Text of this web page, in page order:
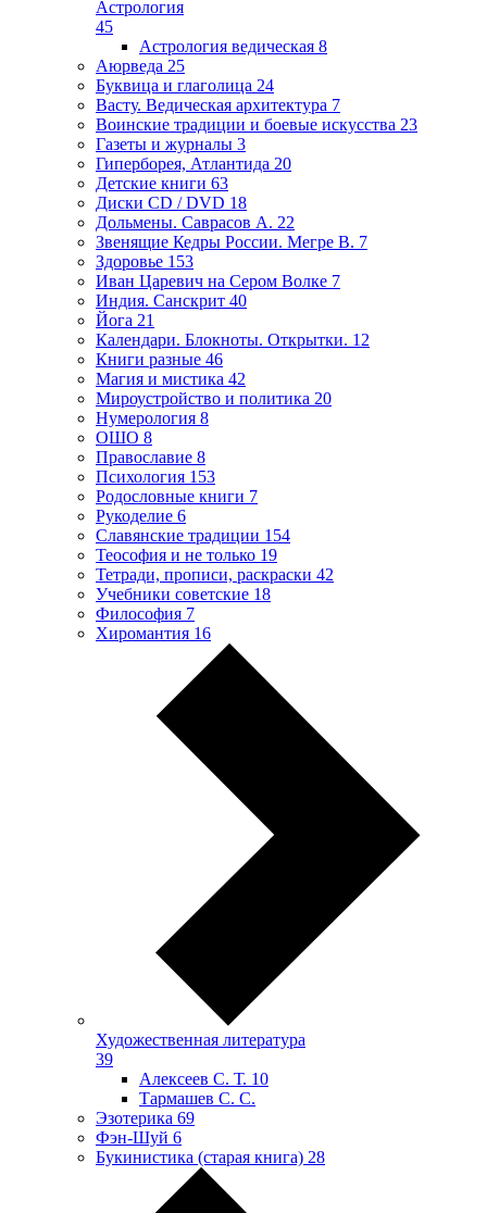
Астрология
45
Астрология ведическая 8
Аюрведа 25
Буквица и глаголица 24
Васту. Ведическая архитектура 7
Воинские традиции и боевые искусства 23
Газеты и журналы 3
Гиперборея, Атлантида 20
Детские книги 63
Диски CD / DVD 18
Дольмены. Саврасов А. 22
Звенящие Кедры России. Мегре В. 7
Здоровье 153
Иван Царевич на Сером Волке 7
Индия. Санскрит 40
Йога 21
Календари. Блокноты. Открытки. 12
Книги разные 46
Магия и мистика 42
Мироустройство и политика 20
Нумерология 8
ОШО 8
Православие 8
Психология 153
Родословные книги 7
Рукоделие 6
Славянские традиции 154
Теософия и не только 19
Тетради, прописи, раскраски 42
Учебники советские 18
Философия 7
Хиромантия 16
Художественная литература
39
Алексеев С. Т. 10
Тармашев С. С.
Эзотерика 69
Фэн-Шуй 6
Букинистика (старая книга) 28